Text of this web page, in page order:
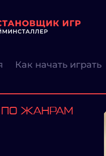
Как начать играть
ПО ЖАНРАМ